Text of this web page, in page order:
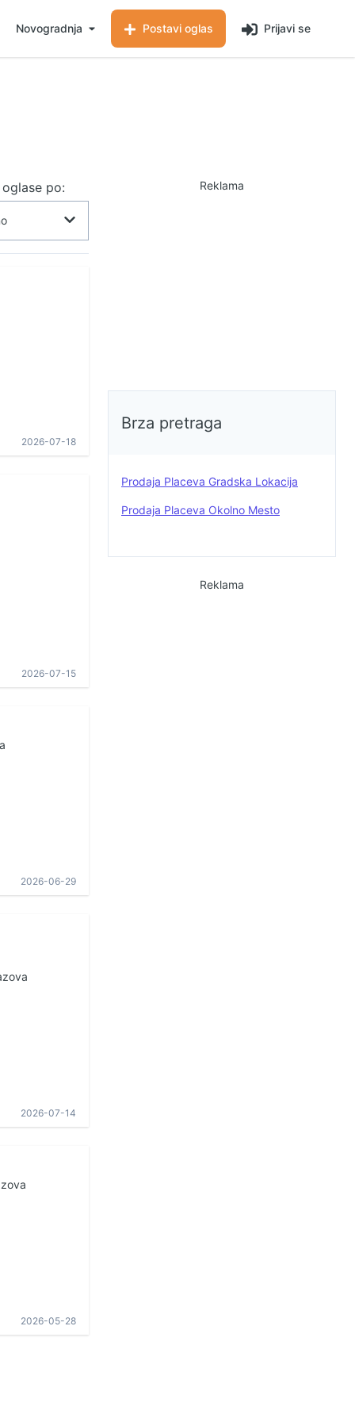
Novogradnja Postavi oglas Prijavi se
po:
2026-07-18
2026-07-15
2026-06-29
2026-07-14
2026-05-28
Reklama
Brza pretraga
Prodaja Placeva Gradska Lokacija
Prodaja Placeva Okolno Mesto
Reklama